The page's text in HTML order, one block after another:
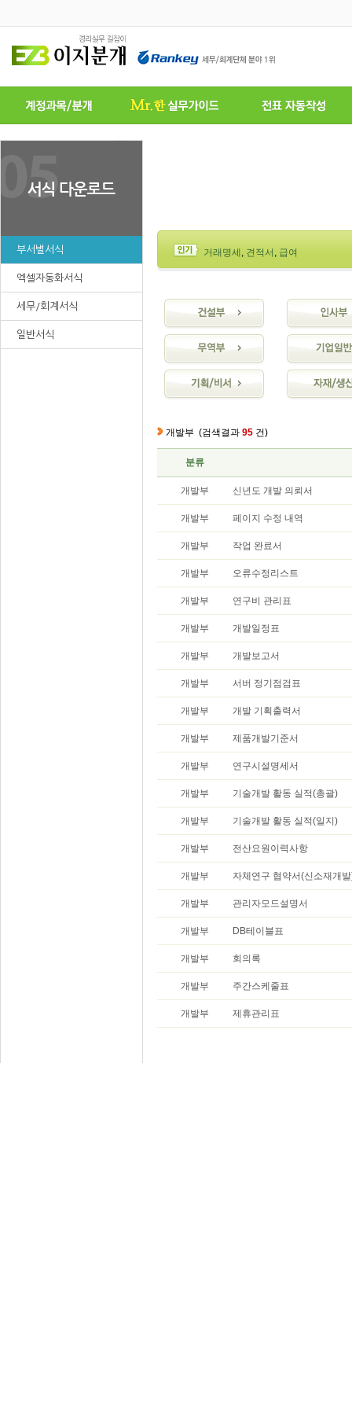
부서별서식
엑셀자동화서식
세무/회계서식
일반서식
거래명세 , 견적서 , 급여
개발부 (검색결과 95 건)
분류
개발부 신년도 개발 의뢰서
개발부 페이지 수정 내역
개발부 작업 완료서
개발부 오류수정리스트
개발부 연구비 관리표
개발부 개발일정표
개발부 개발보고서
개발부 서버 정기점검표
개발부 개발 기획출력서
개발부 제품개발기준서
개발부 연구시설명세서
개발부 기술개발 활동 실적(총괄)
개발부 기술개발 활동 실적(일지)
개발부 전산요원이력사항
개발부 자체연구 협약서(신소재개
개발부 관리자모드설명서
개발부 DB테이블표
개발부 회의록
개발부 주간스케줄표
개발부 제휴관리표